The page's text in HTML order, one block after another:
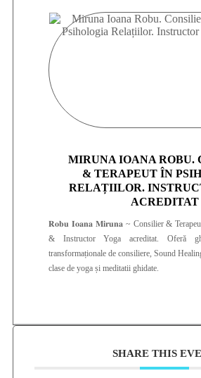
MIRUNA IOANA ROBU.
& TERAPEUT ÎN
RELAȚIILOR.
ACREDITAT
𝐑𝐨𝐛𝐮 𝐈𝐨𝐚𝐧𝐚 𝐌𝐢𝐫𝐮𝐧𝐚 ~ Consilier &
& Instructor Yoga acreditat. Oferă
transformaționale de consiliere, Sound
clase de yoga și meditatii ghidate.
SHARE THIS